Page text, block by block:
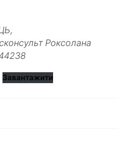
Роксолана
Завантажити